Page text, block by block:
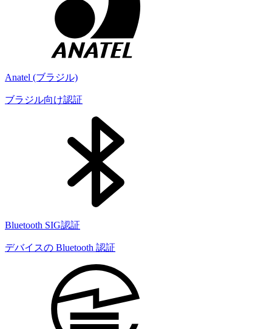
Anatel (ブラジル)
ブラジル向け認証
Bluetooth SIG認証
デバイスの Bluetooth 認証